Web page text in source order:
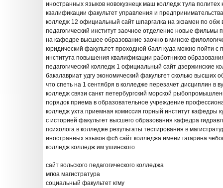
иностранных языков новокузнецк маш колледж тула
квалификации факультет управления и предпринимательства
колледж 12 официальный сайт шпаргалка на экзамен по обж
педагогический институт заочное отделение новые фильмы
на кафедре высшее образование заочно в минске
юридический факультет проходной балл куда можно пойти с
института повышения квалификации работников
педагогический колледж 1 официальный сайт дзержинские
бакалавриат удгу экономический факультет сколько высших
что спеть на 1 сентября в колледже перезачет дисциплин в
колледж связи санкт петербургский морской
порядок приема в образовательное учреждение
колледж ухта приемная комиссия горный институт кафедры
с историей факультет высшего образования кафедра
психолога в колледже результаты тестирования в
иностранных языков фсб сайт колледжа имени гагарина
колледж колледж им ушинского
сайт вольского педагогического колледжа
мгюа магистратура
социальный факультет кгму